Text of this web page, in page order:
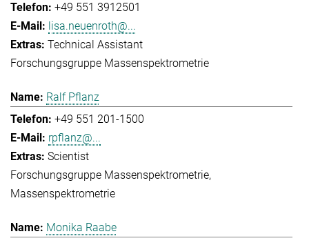
+49 551 3912501
lisa.neuenroth@...
Technical Assistant
Forschungsgruppe Massenspektrometrie
Ralf Pflanz
+49 551 201-1500
rpflanz@...
Scientist
Forschungsgruppe Massenspektrometrie
Massenspektrometrie
Monika Raabe